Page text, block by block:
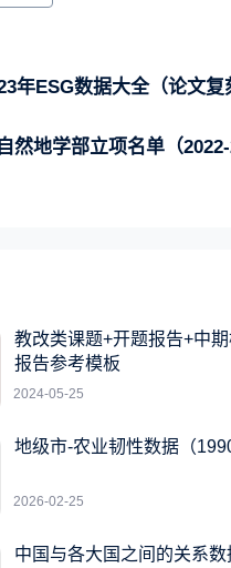
ESG数据大全（论文复刻、彭博、华证、商道融
地学部立项名单（2022-2023年）和标书范本
教改类课题+开题报告+中
报告参考模板
2024-05-25
地级市-农业韧性数据（
2026-02-25
中国与各大国之间的关系